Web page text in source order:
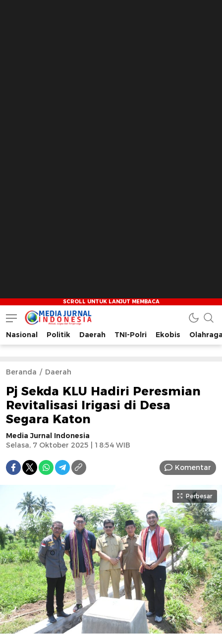
Media Jurnal Indonesia
Bersama Membangun Indonesia
Nasional Politik Daerah TNI-Polri Ekobis
Beranda Daerah
Pj Sekda KLU Hadiri Peresmian
Revitalisasi Irigasi di Desa
Segara Katon
Media Jurnal Indonesia
Selasa, 7 Oktober 2025 | 18:54 WIB
Komentar
Perbesar